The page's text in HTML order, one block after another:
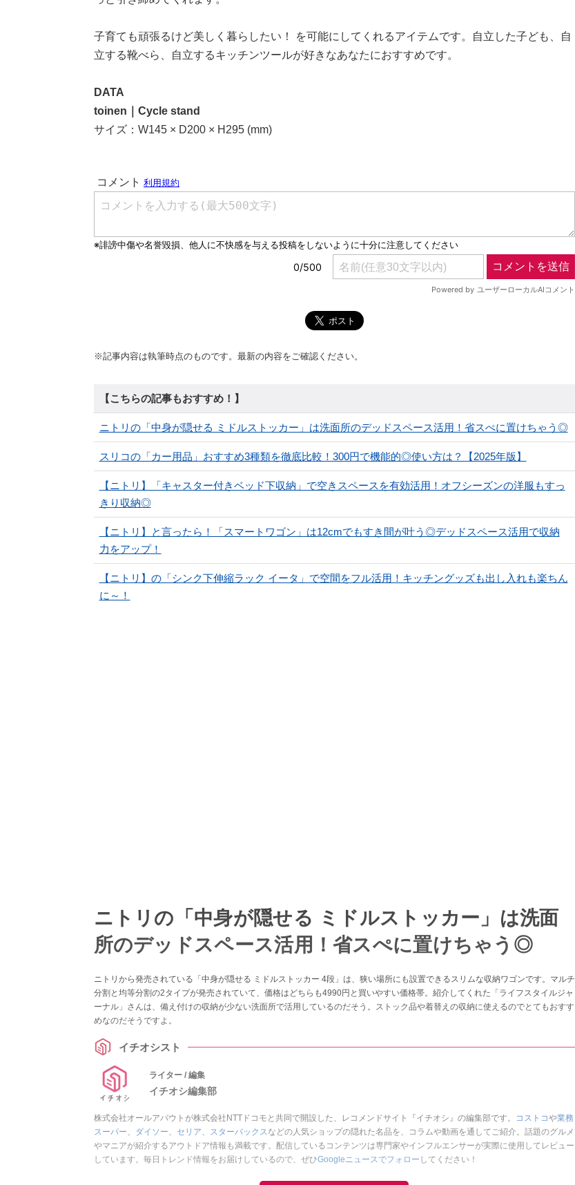
子育ても頑張るけど美しく暮らしたい！ を可能にしてくれるアイテムです。自立した子ども、自
立する靴べら、自立するキッチンツールが好きなあなたにおすすめです。
DATA
toinen｜Cycle stand
サイズ：W145 × D200 × H295 (mm)
※記事内容は執筆時点のものです。最新の内容をご確認ください。
【こちらの記事もおすすめ！】
ニトリの「中身が隠せる ミドルストッカー」は洗面所のデッドスペース活用！省スぺに置けちゃう◎
スリコの「カー用品」おすすめ3種類を徹底比較！300円で機能的◎使い方は？【2025年版】
【ニトリ】「キャスター付きベッド下収納」で空きスペースを有効活用！オフシーズンの洋服もすっ
きり収納◎
【ニトリ】と言ったら！「スマートワゴン」は12cmでもすき間が叶う◎デッドスペース活用で収納
力をアップ！
【ニトリ】の「シンク下伸縮ラック イータ」で空間をフル活用！キッチングッズも出し入れも楽ちん
に～！
ニトリの「中身が隠せる ミドルストッカー」は洗面
所のデッドスペース活用！省スぺに置けちゃう◎
ニトリから発売されている「中身が隠せる ミドルストッカー 4段」は、狭い場所にも設置できるスリムな収納ワゴンです。マルチ
分割と均等分割の2タイプが発売されていて、価格はどちらも4990円と買いやすい価格帯。紹介してくれた「ライフスタイルジャ
ーナル」さんは、備え付けの収納が少ない洗面所で活用しているのだそう。ストック品や着替えの収納に使えるのでとてもおすす
めなのだそうですよ。
イチオシスト
ライター / 編集
イチオシ編集部
株式会社オールアバウトが株式会社NTTドコモと共同で開設した、レコメンドサイト『イチオシ』の編集部です。 コストコや業務
スーパー、 ダイソー、 セリア、 スターバックスなどの人気ショップの隠れた名品を、コラムや動画を通してご紹介。話題のグルメ
やマニアが紹介するアウトドア情報も満載です。配信しているコンテンツは専門家やインフルエンサーが実際に使用してレビュー
しています。毎日トレンド情報をお届けしているので、ぜひGoogleニュースでフォロー してください！